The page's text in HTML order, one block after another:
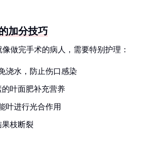
加分技巧
做完手术的病人，需要特别护理：
浇水，防止伤口感染
叶面肥补充营养
叶进行光合作用
果枝断裂